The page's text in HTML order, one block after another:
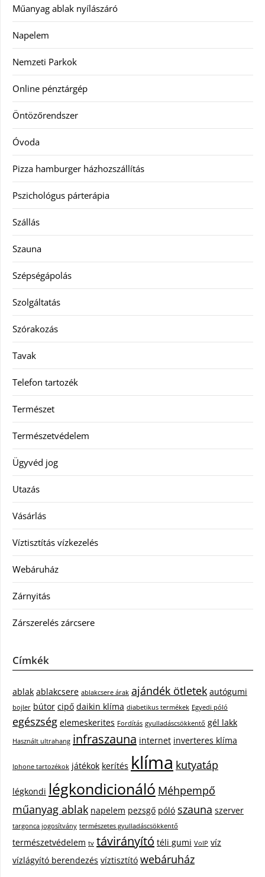
Műanyag ablak nyílászáró
Napelem
Nemzeti Parkok
Online pénztárgép
Öntözőrendszer
Óvoda
Pizza hamburger házhozszállítás
Pszichológus párterápia
Szállás
Szauna
Szépségápolás
Szolgáltatás
Szórakozás
Tavak
Telefon tartozék
Természet
Természetvédelem
Ügyvéd jog
Utazás
Vásárlás
Víztisztítás vízkezelés
Webáruház
Zárnyitás
Zárszerelés zárcsere
Címkék
ablak ablakcsere ablakcsere árak ajándék ötletek autógumi
bojler bútor cipő daikin klíma diabetikus termékek Egyedi póló
egészség elemeskerites Fordítás gyulladáscsökkentő gél lakk
Használt ultrahang infraszauna internet inverteres klíma
Iphone tartozékok játékok kerítés klíma kutyatáp
légkondi légkondicionáló Méhpempő
műanyag ablak napelem pezsgő póló szauna szerver
targonca jogosítvány természetes gyulladáscsökkentő
természetvédelem tv távirányító téli gumi VoIP víz
vízlágyító berendezés víztisztító webáruház